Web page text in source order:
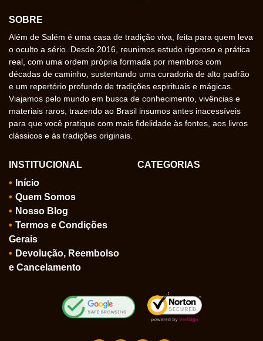
SOBRE
Além de Salém é uma casa de tradição viva, feita para quem leva
o oculto a sério. Desde 2016, reunimos estudo rigoroso e prática
real, com uma ordem própria formada por membros com
décadas de caminho, sustentando uma curadoria de alto padrão
e um repertório profundo de tradições espirituais e mágicas.
Viajamos pelo mundo em busca de conhecimento, vivências e
materiais raros, trazendo ao Brasil insumos antes inacessíveis
para que você pratique com mais fidelidade às fontes, aos livros
clássicos e às tradições originais.
INSTITUCIONAL
Início
Quem Somos
Nosso Blog
Termos e Condições
Gerais
Devolução, Reembolso
e Cancelamento
CATEGORIAS